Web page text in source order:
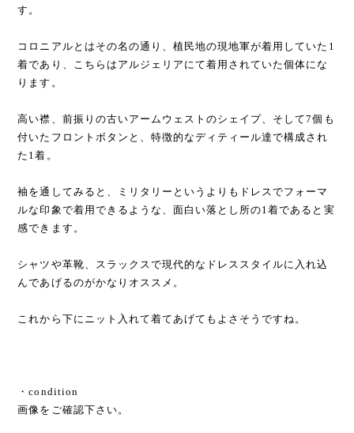
す。
コロニアルとはその名の通り、植民地の現地軍が着用していた1
着であり、こちらはアルジェリアにて着用されていた個体にな
ります。
高い襟、前振りの古いアームウェストのシェイプ、そして7個も
付いたフロントボタンと、特徴的なディティール達で構成され
た1着。
袖を通してみると、ミリタリーというよりもドレスでフォーマ
ルな印象で着用できるような、面白い落とし所の1着であると実
感できます。
シャツや革靴、スラックスで現代的なドレススタイルに入れ込
んであげるのがかなりオススメ。
これから下にニット入れて着てあげてもよさそうですね。
・condition
画像をご確認下さい。